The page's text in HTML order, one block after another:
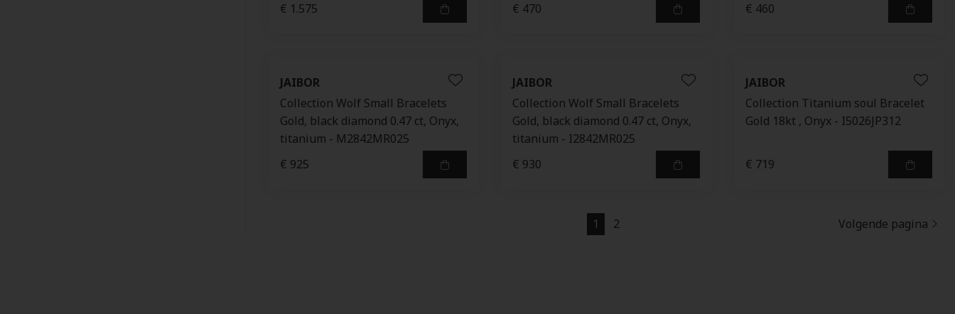
€ 1.575
€ 470
€ 460
JAIBOR
Collection Wolf Small Bracelets
Gold, black diamond 0.47 ct, Onyx,
titanium - M2842MR025
€ 925
JAIBOR
Collection Wolf Small Bracelets
Gold, black diamond 0.47 ct, Onyx,
titanium - I2842MR025
€ 930
JAIBOR
Collection Titanium soul Bracelet
Gold 18kt , Onyx - I5026JP312
€ 719
1 2 Volgende pagina